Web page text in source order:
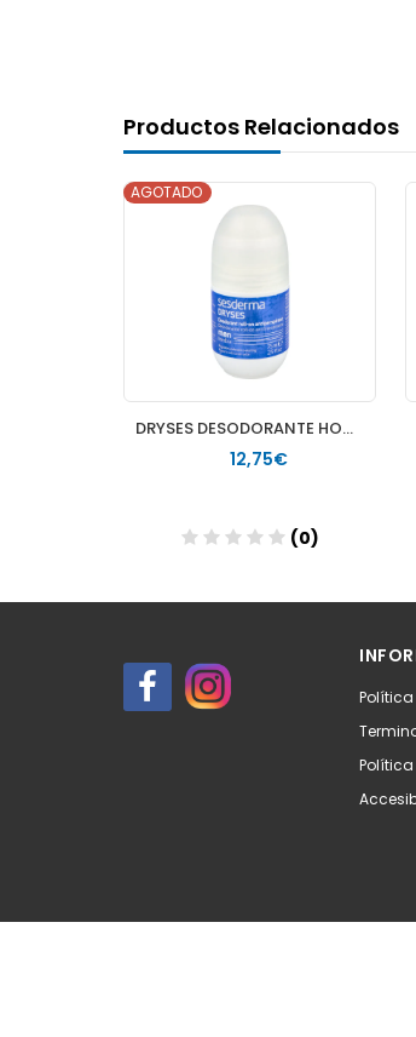
Productos Relacionados
DRYSES DESODORANTE HOMBRE ROLLON 75 ML
12,75€
AGOTADO
(0)